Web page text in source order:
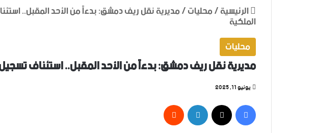
الرئيسية/محليات/مديرية نقل ريف دمشق: بدءاً من الأحد المقبل..
الملكية
محليات
مديرية نقل ريف دمشق: بدءاً من الأحد المقبل.. استئناف
يونيو 11, 2025
فيسبوك‫X لينكدإن